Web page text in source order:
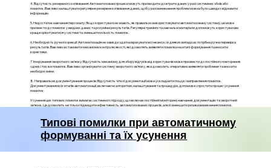
4. Відсутність резервного копіювання: Автоматизовані процеси можуть призводити до втрати даних у разі системних збоїв або
помилок. Важливо налаштувати регулярне резервне копіювання даних, щоб у разі виникнення проблем можна було швидко відновити
інформацію.
5. Недостатнє навчання персоналу: Якщо користувачі не знають, як правильно використовувати автоматизовану систему, це може
призвести до помилок у ввідних даних та розумінні результатів. Регулярні тренінги та навчальні матеріали допоможуть користувачам
краще орієнтуватися у системі та зменшити кількість помилок.
6. Необхідність ручної корекції: Автоматизація не завжди здатна врахувати всі нюанси, і в деяких випадках потрібна ручна перевірка
результатів. Важливо встановити механізми контролю якості, які дозволять виявляти помилки на етапі формування та вносити
корективи.
7. Ігнорування зворотного зв'язку: Відсутність механізму для збору відгуків від користувачів може призвести до постійного повторення
одних і тих же помилок. Важливо організувати систему зворотного зв'язку, яка дозволить оперативно виявляти проблеми та вносити
необхідні зміни.
8. Неправильне документування процесів: Відсутність чіткої документації може ускладнити пошук і виправлення помилок.
Документування всіх етапів автоматизації, включаючи алгоритми, налаштування та процедури, допоможе спростити процес усунення
помилок.
Усунення цих типових помилок вимагає системного підходу, що включає постійний моніторинг, навчання, документацію та зворотний
зв'язок. Це дозволить не тільки підвищити ефективність автоматизованих процесів, але й зменшити ризики виникнення помилок.
Типові помилки при автоматичному
формуванні та їх усунення